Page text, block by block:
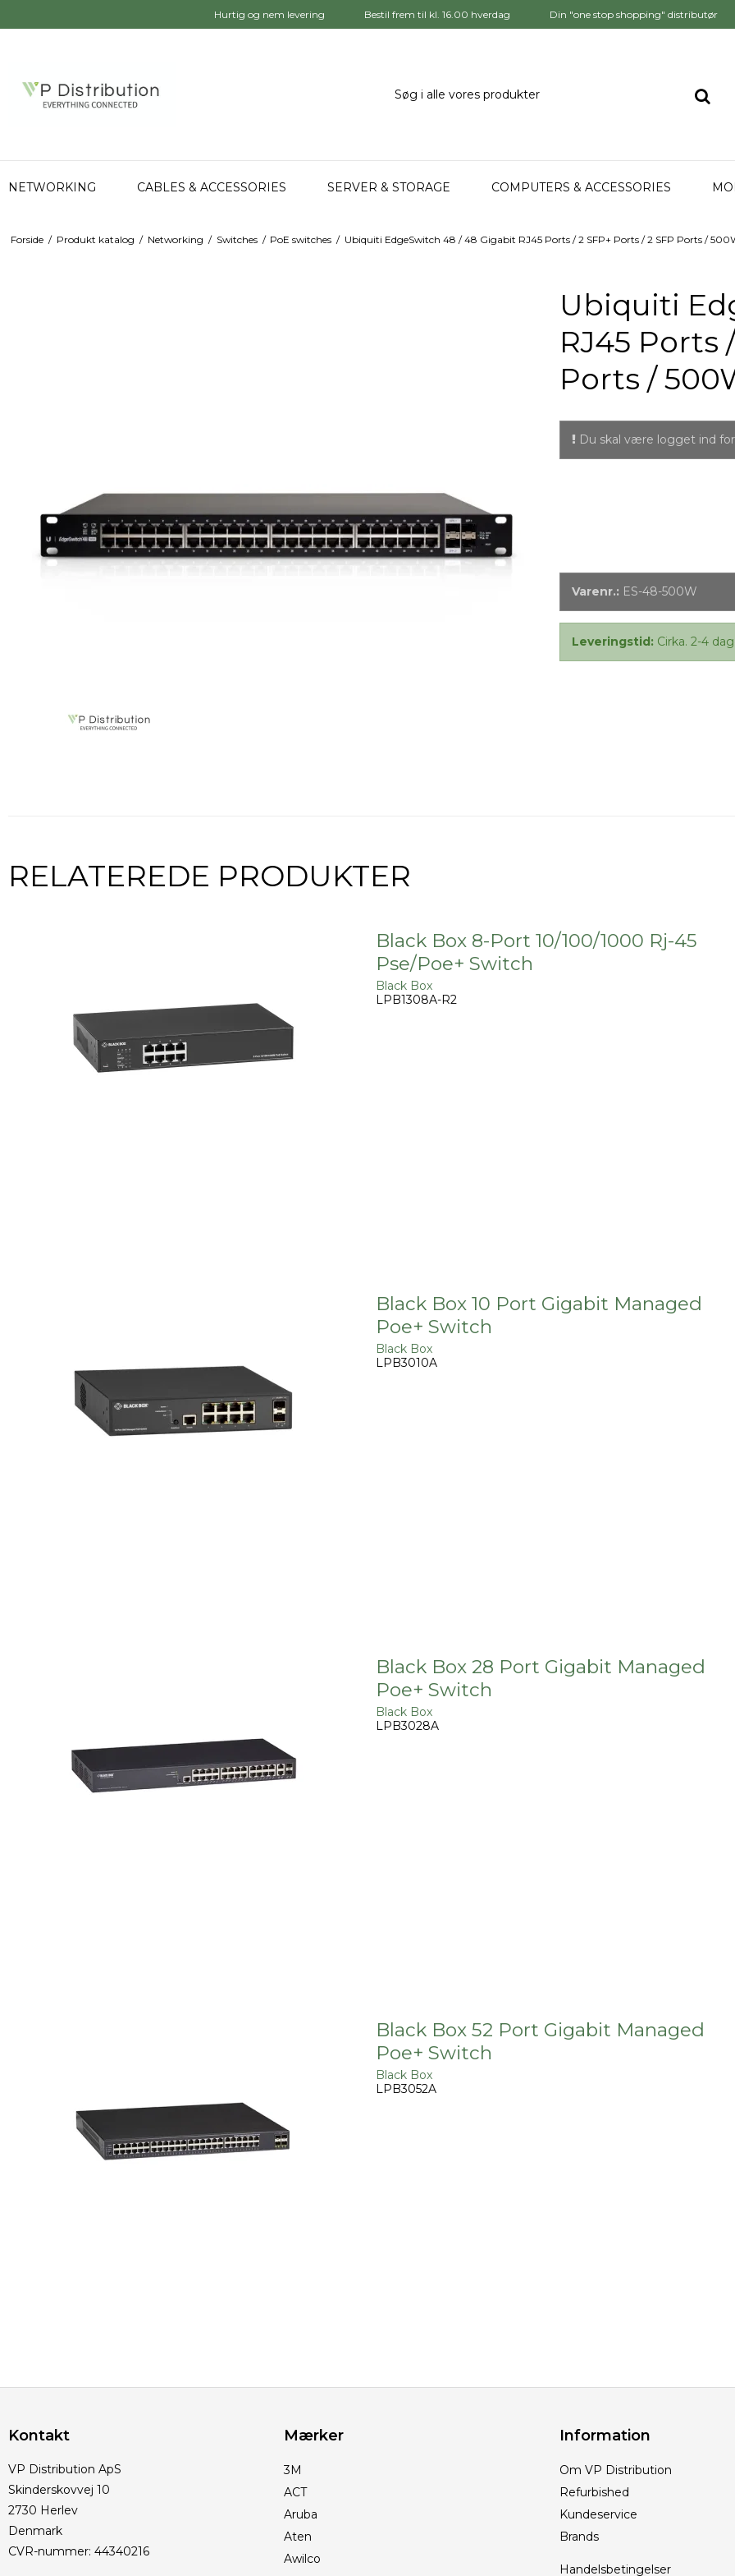
Hurtig og nem levering Bestil frem til kl. 16.00 hverdag Din "one stop shopping" distributør
NETWORKING CABLES & ACCESSORIES SERVER & STORAGE COMPUTERS & ACCESSORIES
Forside / Produkt katalog / Networking / Switches / PoE switches / Ubiquiti EdgeSwitch 48 / 48 Gigabit RJ45 Ports / 2 SFP+ Ports / 2 SFP Ports /
Ubiquiti
RJ45 Ports
Ports /
Du skal være logget ind
Varenr.: ES-48-500W
Leveringstid: Cirka. 2-4
RELATEREDE PRODUKTER
Black Box 8-Port 10/100/1000 Rj-45
Pse/Poe+ Switch
Black Box
LPB1308A-R2
Black Box 10 Port Gigabit Managed
Poe+ Switch
Black Box
LPB3010A
Black Box 28 Port Gigabit Managed
Poe+ Switch
Black Box
LPB3028A
Black Box 52 Port Gigabit Managed
Poe+ Switch
Black Box
LPB3052A
Kontakt
VP Distribution ApS
Skinderskovvej 10
2730 Herlev
Denmark
CVR-nummer: 44340216
Mærker
3M
ACT
Aruba
Aten
Awilco
Information
Om VP Distribution
Refurbished
Kundeservice
Brands
Handelsbetingelser